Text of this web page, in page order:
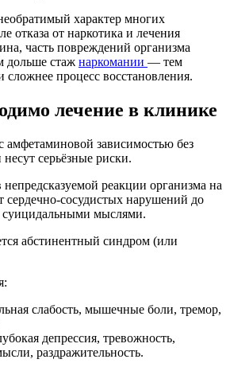
характер многих
отказа от наркотика и лечения
часть повреждений организма
дольше стаж наркомании — тем
сложнее процесс восстановления.
лечение в клинике
амфетаминовой зависимостью без
серьёзные риски.
реакции организма на
сосудистых нарушений до
суицидальными мыслями.
абстинентный синдром (или
слабость, мышечные боли, тремор,
депрессия, тревожность,
раздражительность.